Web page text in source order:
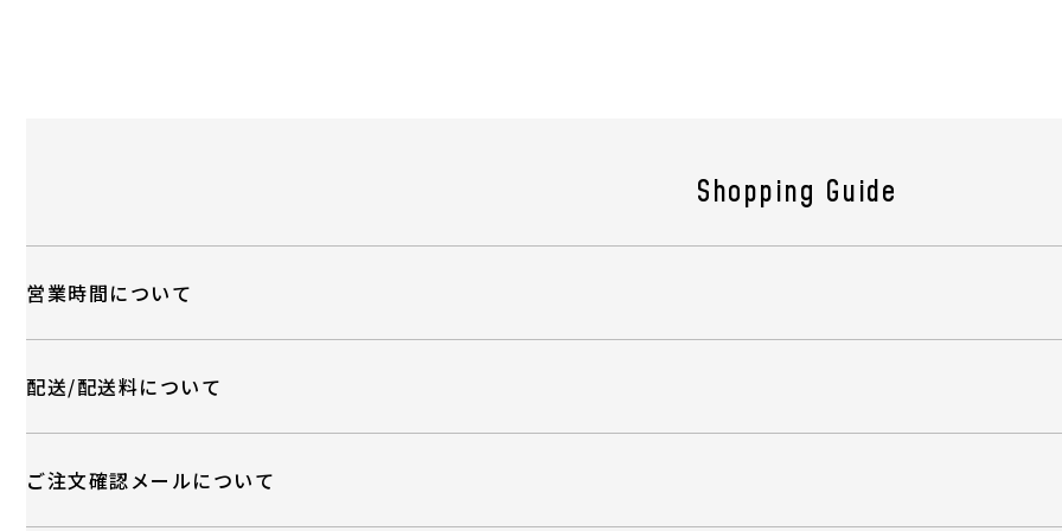
Shopping Guide
営業時間について
配送/配送料について
ご注文確認メールについて